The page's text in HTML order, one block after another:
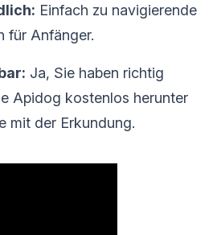
Einfach zu navigierende
für Anfänger.
Ja, Sie haben richtig
Apidog kostenlos herunter
mit der Erkundung.